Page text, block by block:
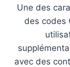
Une des
des codes
avec des